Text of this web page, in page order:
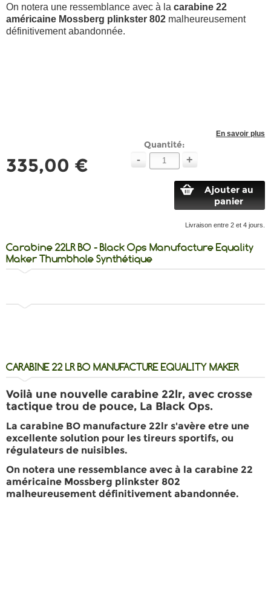
On notera une ressemblance avec à la carabine 22
américaine Mossberg plinkster 802 malheureusement
définitivement abandonnée.
En savoir plus
335,00 €
Quantité:
- +
Ajouter au
panier
Livraison entre 2 et 4 jours.
Carabine 22LR BO - Black Ops Manufacture Equality
Maker Thumbhole Synthétique
CARABINE 22 LR BO MANUFACTURE EQUALITY MAKER
Voilà une nouvelle carabine 22lr, avec crosse
tactique trou de pouce, La Black Ops.
La carabine BO manufacture 22lr s'avère etre une
excellente solution pour les tireurs sportifs, ou
régulateurs de nuisibles.
On notera une ressemblance avec à la carabine 22
américaine Mossberg plinkster 802
malheureusement définitivement abandonnée.